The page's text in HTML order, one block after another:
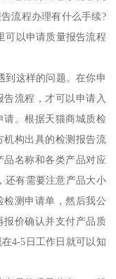
流程办理有什么手续?
可以申请质量报告流程
到这样的问题。在你申
流程，才可以申请入
。根据天猫商城质检
机构出具的检测报告流
名称和各类产品对应
还有需要注意产品大小
测申请单，然后我公
报价确认并支付产品质
4-5日工作日就可以知